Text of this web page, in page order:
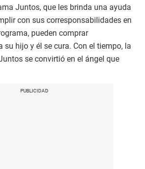
Juntos, que les brinda una ayuda
con sus corresponsabilidades en
pueden comprar
su hijo y él se cura. Con el tiempo, la
se convirtió en el ángel que